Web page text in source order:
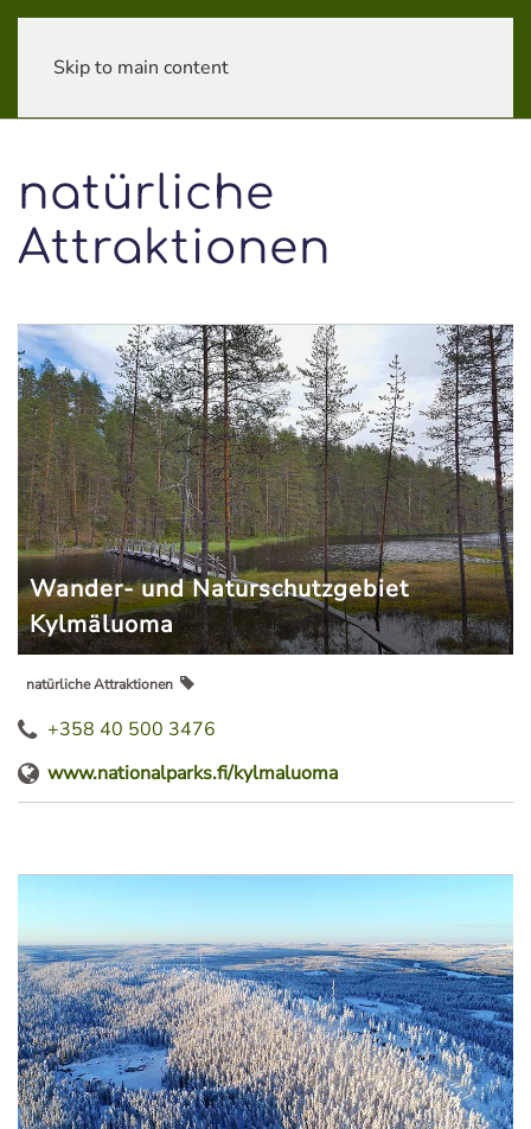
Skip to main content
natürliche
Attraktionen
Wander- und Naturschutzgebiet
Kylmäluoma
natürliche Attraktionen
+358 40 500 3476
www.nationalparks.fi/kylmaluoma